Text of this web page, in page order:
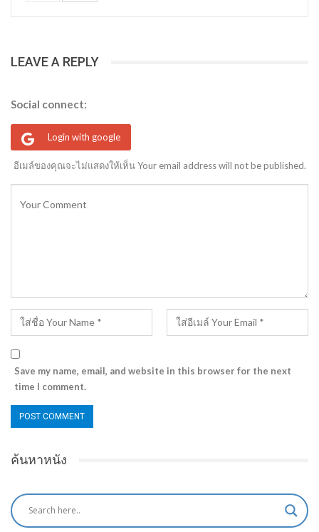
LEAVE A REPLY
Social connect:
Login with google
อีเมล์ของคุณจะไม่แสดงให้เห็น Your email address will not be published.
Save my name, email, and website in this browser for the next
time I comment.
ค้นหาหนัง